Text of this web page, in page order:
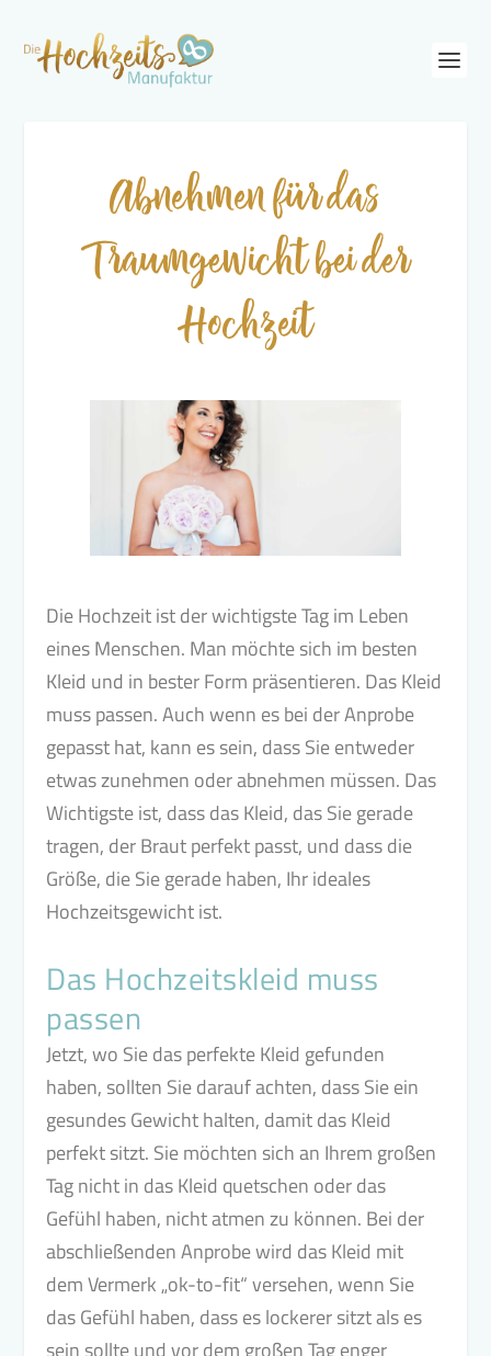
Abnehmen für das
Traumgewicht bei der
Hochzeit
Die Hochzeit ist der wichtigste Tag im Leben
eines Menschen. Man möchte sich im besten
Kleid und in bester Form präsentieren. Das Kleid
muss passen. Auch wenn es bei der Anprobe
gepasst hat, kann es sein, dass Sie entweder
etwas zunehmen oder abnehmen müssen. Das
Wichtigste ist, dass das Kleid, das Sie gerade
tragen, der Braut perfekt passt, und dass die
Größe, die Sie gerade haben, Ihr ideales
Hochzeitsgewicht ist.
Das Hochzeitskleid muss
passen
Jetzt, wo Sie das perfekte Kleid gefunden
haben, sollten Sie darauf achten, dass Sie ein
gesundes Gewicht halten, damit das Kleid
perfekt sitzt. Sie möchten sich an Ihrem großen
Tag nicht in das Kleid quetschen oder das
Gefühl haben, nicht atmen zu können. Bei der
abschließenden Anprobe wird das Kleid mit
dem Vermerk „ok-to-fit“ versehen, wenn Sie
das Gefühl haben, dass es lockerer sitzt als es